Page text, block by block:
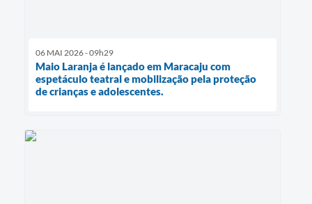
06 MAI 2026 - 09h29
Maio Laranja é lançado em Maracaju com
espetáculo teatral e mobilização pela proteção
de crianças e adolescentes.